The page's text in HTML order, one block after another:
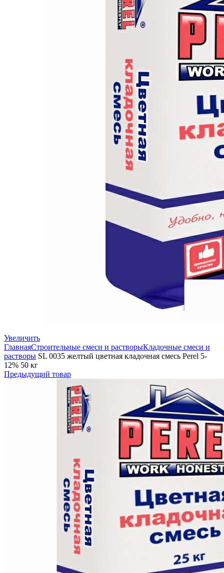
Увеличить
ГлавнаяСтроительные смеси и растворыКладочные смеси и
растворы SL 0035 желтый цветная кладочная смесь Perel 5-
12% 50 кг
Предыдущий товар